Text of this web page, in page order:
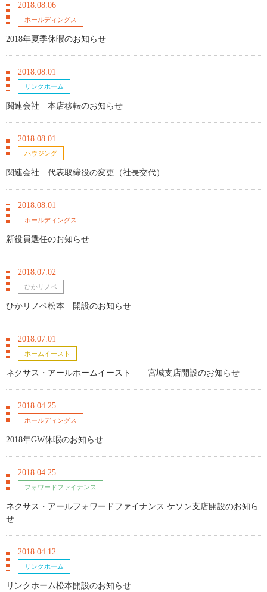
2018.08.06
ホールディングス
2018年夏季休暇のお知らせ
2018.08.01
リンクホーム
関連会社 本店移転のお知らせ
2018.08.01
ハウジング
関連会社 代表取締役の変更（社長交代）
2018.08.01
ホールディングス
新役員選任のお知らせ
2018.07.02
ひかリノベ
ひかリノベ松本 開設のお知らせ
2018.07.01
ホームイースト
ネクサス・アールホームイースト 宮城支店開設のお知らせ
2018.04.25
ホールディングス
2018年GW休暇のお知らせ
2018.04.25
フォワードファイナンス
ネクサス・アールフォワードファイナンス ケソン支店開設のお知ら
せ
2018.04.12
リンクホーム
リンクホーム松本開設のお知らせ